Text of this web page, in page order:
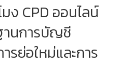
ง CPD ออนไลน์
านการบัญชี
รย่อใหม่และการ